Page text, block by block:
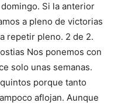
Si la anterior
a pleno de victorias
repetir pleno. 2 de 2.
Nos ponemos con
solo unas semanas.
porque tanto
aflojan. Aunque